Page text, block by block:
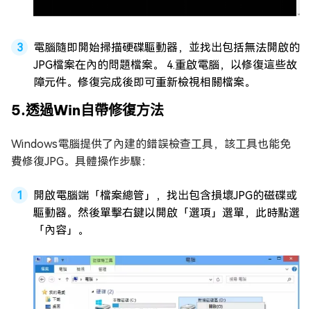
電腦隨即開始掃描硬碟驅動器，並找出包括無法開啟的
JPG檔案在內的問題檔案。 4.重啟電腦，以修復這些故
障元件。修復完成後即可重新檢視相關檔案。
5.透過Win自帶修復方法
Windows電腦提供了內建的錯誤檢查工具，該工具也能免
費修復JPG。具體操作步驟：
開啟電腦端「檔案總管」，找出包含損壞JPG的磁碟或
驅動器。然後單擊右鍵以開啟「選項」選單，此時點選
「內容」。